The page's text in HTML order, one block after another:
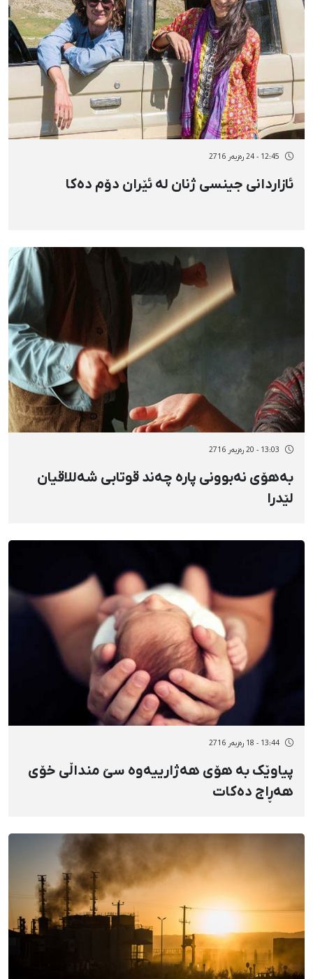
12:45 - 24 رەزبەر 2716
ئازاردانی جینسی ژنان لە ئێران دۆم دەکا
13:03 - 20 رەزبەر 2716
بەهۆی نەبوونی پارە چەند قوتابی شەللاقیان
لێدرا
13:44 - 18 رەزبەر 2716
پیاوێک بە هۆی هەژارییەوە سێ منداڵی خۆی
هەڕاج دەکات